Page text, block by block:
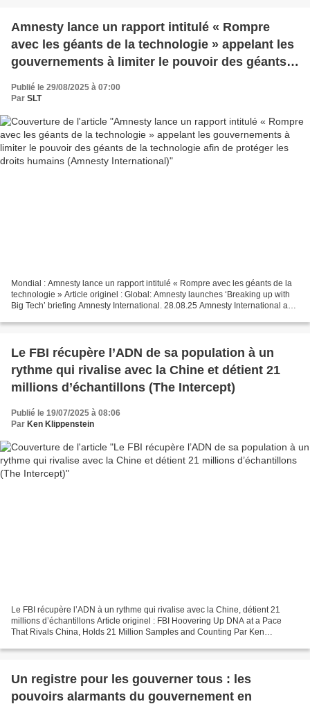
Amnesty lance un rapport intitulé « Rompre
avec les géants de la technologie » appelant les
gouvernements à limiter le pouvoir des géants
humains (Amnesty International)
Publié le 29/08/2025 à 07:00
Par SLT
Mondial : Amnesty lance un rapport intitulé « Rompre avec les géants de la
technologie » Article originel : Global: Amnesty launches ‘Breaking up with
Big Tech’ briefing Amnesty International. 28.08.25 Amnesty International a
Le FBI récupère l’ADN de sa population à un
rythme qui rivalise avec la Chine et détient 21
millions d’échantillons (The Intercept)
Publié le 19/07/2025 à 08:06
Par Ken Klippenstein
Le FBI récupère l’ADN à un rythme qui rivalise avec la Chine, détient 21
millions d’échantillons Article originel : FBI Hoovering Up DNA at a Pace
That Rivals China, Holds 21 Million Samples and Counting Par Ken
Un registre pour les gouverner tous : les
pouvoirs alarmants du gouvernement en